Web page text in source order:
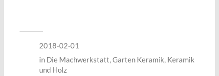
2018-02-01
in Die Machwerkstatt,Garten Keramik, Keramik
und Holz